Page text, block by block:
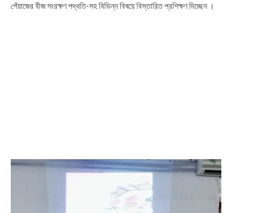
পেঁয়াজের বীজ সংরক্ষণ পদ্ধতি-সহ বিভিন্ন বিষয়ে বিস্তারিত প্রশিক্ষণ দিচ্ছেন ।